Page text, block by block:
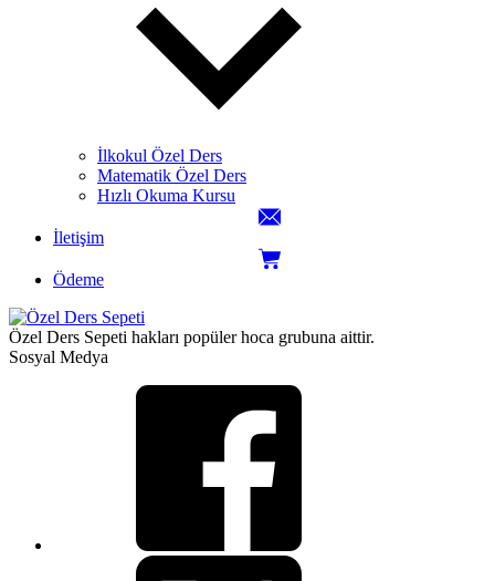
İlkokul Özel Ders
Matematik Özel Ders
Hızlı Okuma Kursu
İletişim
Ödeme
Özel Ders Sepeti hakları popüler hoca grubuna aittir.
Sosyal Medya